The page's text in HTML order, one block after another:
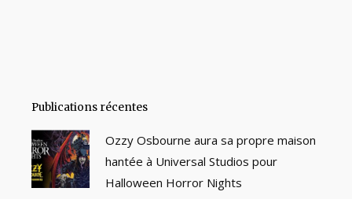
Publications récentes
Ozzy Osbourne aura sa propre maison
hantée à Universal Studios pour
Halloween Horror Nights